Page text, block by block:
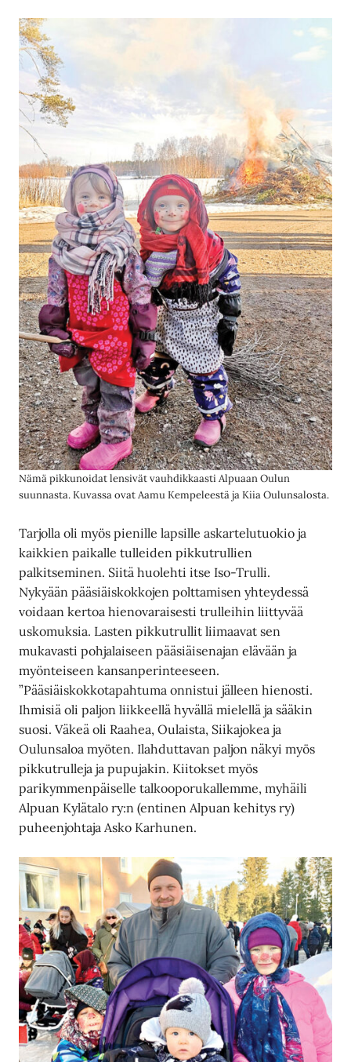
Nämä pikkunoidat lensivät vauhdikkaasti Alpuaan Oulun
suunnasta. Kuvassa ovat Aamu Kempeleestä ja Kiia Oulunsalosta.
Tarjolla oli myös pienille lapsille askartelutuokio ja
kaikkien paikalle tulleiden pikkutrullien
palkitseminen. Siitä huolehti itse Iso-Trulli.
Nykyään pääsiäiskokkojen polttamisen yhteydessä
voidaan kertoa hienovaraisesti trulleihin liittyvää
uskomuksia. Lasten pikkutrullit liimaavat sen
mukavasti pohjalaiseen pääsiäisenajan elävään ja
myönteiseen kansanperinteeseen.
”Pääsiäiskokkotapahtuma onnistui jälleen hienosti.
Ihmisiä oli paljon liikkeellä hyvällä mielellä ja sääkin
suosi. Väkeä oli Raahea, Oulaista, Siikajokea ja
Oulunsaloa myöten. Ilahduttavan paljon näkyi myös
pikkutrulleja ja pupujakin. Kiitokset myös
parikymmenpäiselle talkooporukallemme, myhäili
Alpuan Kylätalo ry:n (entinen Alpuan kehitys ry)
puheenjohtaja Asko Karhunen.